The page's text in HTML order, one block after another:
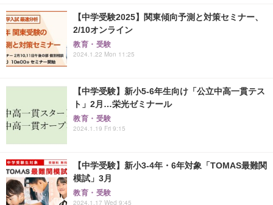
【中学受験2025】関東傾向予測と対策セミナー、
2/10オンライン
教育・受験
2024.1.22 Mon 11:25
【中学受験】新小5-6年生向け「公立中高一貫テス
ト」2月…栄光ゼミナール
教育・受験
2024.1.19 Fri 9:15
【中学受験】新小3-4年・6年対象「TOMAS最難関
模試」3月
教育・受験
2024.1.17 Wed 9:45